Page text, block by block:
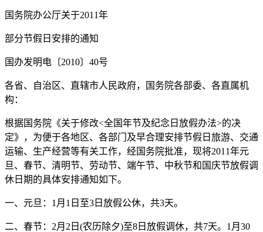
国务院办公厅关于2011年
部分节假日安排的通知
国办发明电〔2010〕40号
各省、自治区、直辖市人民政府，国务院各部委、各直属机
构：
根据国务院《关于修改<全国年节及纪念日放假办法>的决
定》，为便于各地区、各部门及早合理安排节假日旅游、交通
运输、生产经营等有关工作，经国务院批准，现将2011年元
旦、春节、清明节、劳动节、端午节、中秋节和国庆节放假调
休日期的具体安排通知如下。
一、元旦：1月1日至3日放假公休，共3天。
二、春节：2月2日(农历除夕)至8日放假调休，共7天。1月30